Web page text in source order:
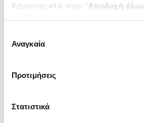
Κάνοντας κλικ στην ‘’Αποδοχή
ενδιαφέρουν και να επιλέξετε από
΄΄και να
συγκατάθεσης
Αναγκαία
Προτιμήσεις
Στατιστικά